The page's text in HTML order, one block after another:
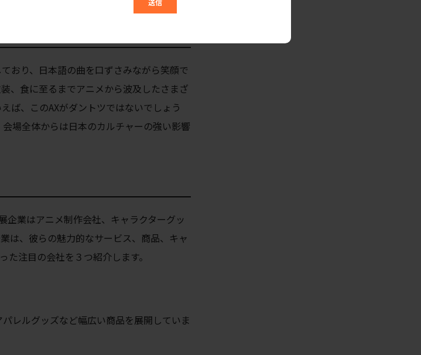
おり、日本語の曲を口ずさみながら笑顔で
、食に至るまでアニメから波及したさまざ
ば、このAXがダントツではないでしょう
場全体からは日本のカルチャーの強い影響
企業はアニメ制作会社、キャラクターグッ
は、彼らの魅力的なサービス、商品、キャ
注目の会社を３つ紹介します。
レルグッズなど幅広い商品を展開していま